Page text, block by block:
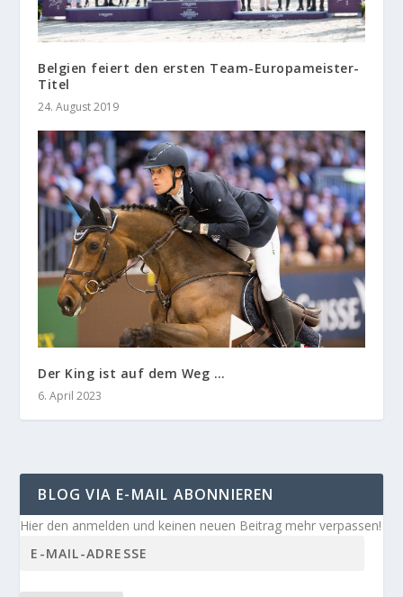
Belgien feiert den ersten Team-Europameister-
Titel
24. August 2019
Der King ist auf dem Weg …
6. April 2023
BLOG VIA E-MAIL ABONNIEREN
Hier den anmelden und keinen neuen Beitrag mehr verpassen!